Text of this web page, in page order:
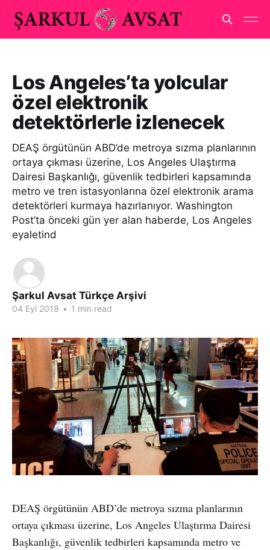
Los Angeles’ta yolcular
özel elektronik
detektörlerle izlenecek
DEAŞ örgütünün ABD’de metroya sızma planlarının
ortaya çıkması üzerine, Los Angeles Ulaştırma
Dairesi Başkanlığı, güvenlik tedbirleri kapsamında
metro ve tren istasyonlarına özel elektronik arama
detektörleri kurmaya hazırlanıyor. Washington
Post’ta önceki gün yer alan haberde, Los Angeles
eyaletind
Şarkul Avsat Türkçe Arşivi
04 Eyl 2018 • 1 min read
DEAŞ örgütünün ABD’de metroya sızma planlarının
ortaya çıkması üzerine, Los Angeles Ulaştırma Dairesi
Başkanlığı, güvenlik tedbirleri kapsamında metro ve